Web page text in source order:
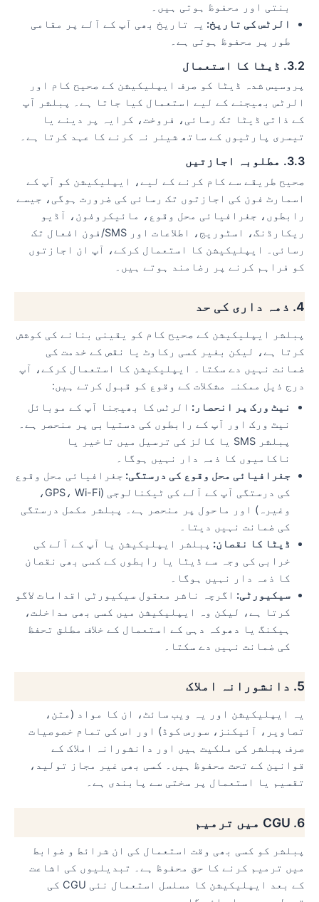
بنتی اور محفوظ ہوتی ہیں۔
الرٹس کی تاریخ: یہ تاریخ بھی آپ کے آلے پر مقامی
طور پر محفوظ ہوتی ہے۔
3.2. ڈیٹا کا استعمال
پروسیس شدہ ڈیٹا کو صرف ایپلیکیشن کے صحیح کام اور
الرٹس بھیجنے کے لیے استعمال کیا جاتا ہے۔ پبلشر آپ
کے ذاتی ڈیٹا تک رسائی، فروخت، کرایہ پر دینے یا
تیسری پارٹیوں کے ساتھ شیئر نہ کرنے کا عہد کرتا ہے۔
3.3. مطلوبہ اجازتیں
صحیح طریقے سے کام کرنے کے لیے، ایپلیکیشن کو آپ کے
اسمارٹ فون کی اجازتوں تک رسائی کی ضرورت ہوگی، جیسے
رابطوں، جغرافیائی محل وقوع، مائیکروفون، آڈیو
ریکارڈنگ، اسٹوریج، اطلاعات اور SMS/فون افعال تک
رسائی۔ ایپلیکیشن کا استعمال کرکے، آپ ان اجازتوں
کو فراہم کرنے پر رضامند ہوتے ہیں۔
4. ذمہ داری کی حد
پبلشر ایپلیکیشن کے صحیح کام کو یقینی بنانے کی کوشش
کرتا ہے، لیکن بغیر کسی رکاوٹ یا نقص کے خدمت کی
ضمانت نہیں دے سکتا۔ ایپلیکیشن کا استعمال کرکے، آپ
درج ذیل ممکنہ مشکلات کے وقوع کو قبول کرتے ہیں:
نیٹ ورک پر انحصار: الرٹس کا بھیجنا آپ کے موبائل
نیٹ ورک اور آپ کے رابطوں کی دستیابی پر منحصر ہے۔
پبلشر SMS یا کالز کی ترسیل میں تاخیر یا
ناکامیوں کا ذمہ دار نہیں ہوگا۔
جغرافیائی محل وقوع کی درستگی: جغرافیائی محل وقوع
کی درستگی آپ کے آلے کی ٹیکنالوجی (GPS، Wi-Fi،
وغیرہ) اور ماحول پر منحصر ہے۔ پبلشر مکمل درستگی
کی ضمانت نہیں دیتا۔
ڈیٹا کا نقصان: پبلشر ایپلیکیشن یا آپ کے آلے کی
خرابی کی وجہ سے ڈیٹا یا رابطوں کے کسی بھی نقصان
کا ذمہ دار نہیں ہوگا۔
سیکیورٹی: اگرچہ ناشر معقول سیکیورٹی اقدامات لاگو
کرتا ہے، لیکن وہ ایپلیکیشن میں کسی بھی مداخلت،
ہیکنگ یا دھوکہ دہی کے استعمال کے خلاف مطلق تحفظ
کی ضمانت نہیں دے سکتا۔
5. دانشورانہ املاک
یہ ایپلیکیشن اور یہ ویب سائٹ، ان کا مواد (متن،
تصاویر، آئیکنز، سورس کوڈ) اور اس کی تمام خصوصیات
صرف پبلشر کی ملکیت ہیں اور دانشورانہ املاک کے
قوانین کے تحت محفوظ ہیں۔ کسی بھی غیر مجاز تولید،
تقسیم یا استعمال پر سختی سے پابندی ہے۔
6. CGU میں ترمیم
پبلشر کو کسی بھی وقت استعمال کی ان شرائط و ضوابط
میں ترمیم کرنے کا حق محفوظ ہے۔ تبدیلیوں کی اشاعت
کے بعد ایپلیکیشن کا مسلسل استعمال نئی CGU کی